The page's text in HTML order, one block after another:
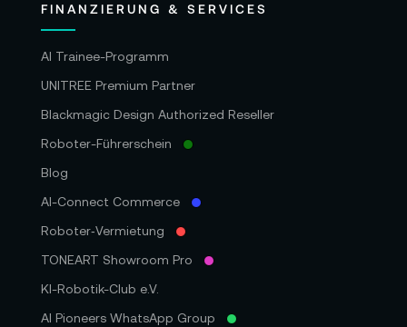
FINANZIERUNG & SERVICES
AI Trainee-Programm
UNITREE Premium Partner
Blackmagic Design Authorized Reseller
Roboter-Führerschein
Blog
AI-Connect Commerce
Roboter‑Vermietung
TONEART Showroom Pro
KI-Robotik-Club e.V.
AI Pioneers WhatsApp Group